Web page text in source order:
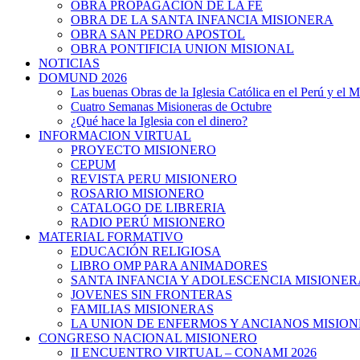
OBRA PROPAGACION DE LA FE
OBRA DE LA SANTA INFANCIA MISIONERA
OBRA SAN PEDRO APOSTOL
OBRA PONTIFICIA UNION MISIONAL
NOTICIAS
DOMUND 2026
Las buenas Obras de la Iglesia Católica en el Perú y el
Cuatro Semanas Misioneras de Octubre
¿Qué hace la Iglesia con el dinero?
INFORMACION VIRTUAL
PROYECTO MISIONERO
CEPUM
REVISTA PERU MISIONERO
ROSARIO MISIONERO
CATALOGO DE LIBRERIA
RADIO PERÚ MISIONERO
MATERIAL FORMATIVO
EDUCACIÓN RELIGIOSA
LIBRO OMP PARA ANIMADORES
SANTA INFANCIA Y ADOLESCENCIA
JOVENES SIN FRONTERAS
FAMILIAS MISIONERAS
LA UNION DE ENFERMOS Y ANCIANOS
CONGRESO NACIONAL MISIONERO
II ENCUENTRO VIRTUAL – CONAMI 2026